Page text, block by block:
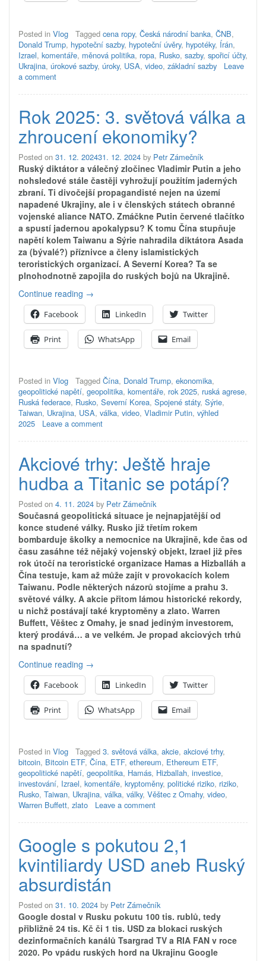
Posted in Vlog Tagged cena ropy, Česká národní banka, ČNB,
Donald Trump, hypoteční sazby, hypoteční úvěry, hypotéky, Írán,
Izrael, komentáře, měnová politika, ropa, Rusko, sazby, spořicí účty,
Ukrajina, úrokové sazby, úroky, USA, video, základní sazby
Leave
a comment
Rok 2025: 3. světová válka a
zhroucení ekonomiky?
Posted on 31. 12. 202431. 12. 2024 by Petr Zámečník
Ruský diktátor a válečný zločinec Vladimir Putin a jeho
nohsledové stále častěji vyhrožují použitím jaderných
zbraní. Ti divočejší propagandisté nejen na území
napadené Ukrajiny, ale i v členských státech obranné
vojenské aliance NATO. Zmáčkne Putin červené tlačítko
a spustí jadernou apokalypsu? K tomu Čína stupňuje
napětí kolem Taiwanu a Sýrie nahradila diktátora Asada
za (bývalé?) příznivce a členy islamistických
teroristických organizací. A Severní Korea? Ta se
plnohodnotně zapojila do ruských bojů na Ukrajině.
Continue reading „Rok
2025:
světová
válka
a
ekonomiky?“
→
Facebook LinkedIn Twitter
Print WhatsApp Email
Posted in Vlog Tagged Čína, Donald Trump, ekonomika,
geopolitické napětí, geopolitika, komentáře, rok 2025, ruská agrese,
Ruská federace, Rusko, Severní Korea, Spojené státy, Sýrie,
Taiwan, Ukrajina, USA, válka, video, Vladimir Putin, výhled
2025
Leave a comment
Akciové trhy: Ještě hraje
hudba a Titanic se potápí?
Posted on 4. 11. 2024 by Petr Zámečník
Současná geopolitická situace je nejnapjatější od
konce studené války. Rusko již třetím rokem
bombarduje školky a nemocnice na Ukrajině, kde čas od
času zasáhne též nějaký vojenský objekt, Izrael již přes
rok útočí na teroristické organizace Hamas a Hizballáh a
Čína testuje, kam až může zajít v provokacích kolem
Taiwanu. Podle některých názorů stojíme a prahu 3.
světové války. A akcie přitom lámou historické rekordy,
u nichž postávají také kryptoměny a zlato. Warren
Buffett, Věštec z Omahy, je snad jediným investorem,
který prodává… a ve velkém. Je propad akciových trhů
na spadnutí?
Continue reading „Akciové
trhy:
Ještě
hraje
hudba
a
potápí?“
→
Facebook LinkedIn Twitter
Print WhatsApp Email
Posted in Vlog Tagged 3. světová válka, akcie, akciové trhy,
bitcoin, Bitcoin ETF, Čína, ETF, ethereum, Ethereum ETF,
geopolitické napětí, geopolitika, Hamás, Hizballah, investice,
investování, Izrael, komentáře, kryptoměny, politické riziko, riziko,
Rusko, Taiwan, Ukrajina, válka, války, Věštec z Omahy, video,
Warren Buffett, zlato Leave a comment
Google s pokutou 2,1
kvintiliardy USD aneb Ruský
absurdistán
Posted on 31. 10. 2024 by Petr Zámečník
Google dostal v Rusku pokutu 100 tis. rublů, tedy
přibližně 24 tis. Kč či 1 tis. USD za blokaci ruských
dezinformačních kanálů Tsargrad TV a RIA FAN v roce
2020. Po vpádu ruských hord na Ukrajinu Google